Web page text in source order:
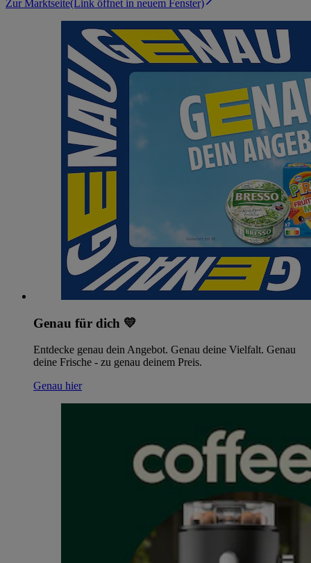
Zur Marktseite(Link öffnet in neuem Fenster)
Genau für dich 💛
Entdecke genau dein Angebot. Genau deine Vielfalt. Genau
deine Frische - zu genau deinem Preis.
Genau hier